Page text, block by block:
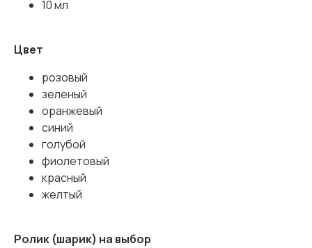
10 мл
Цвет
розовый
зеленый
оранжевый
синий
голубой
фиолетовый
красный
желтый
Ролик (шарик) на выбор